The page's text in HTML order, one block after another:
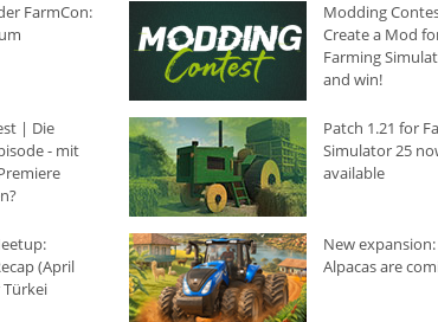
FarmCon:
Modding
Create a Mod
Farming
and win!
| Die
- mit
Patch 1.21 for
Simulator 25
available
(April
Türkei
New expansion:
Alpacas are